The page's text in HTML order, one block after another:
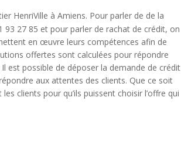
HenriVille à Amiens. Pour parler de de la
93 27 85 et pour parler de rachat de crédit, on
en œuvre leurs compétences afin de
offertes sont calculées pour répondre
est possible de déposer la demande de crédit
aux attentes des clients. Que ce soit
clients pour qu’ils puissent choisir l’offre qui